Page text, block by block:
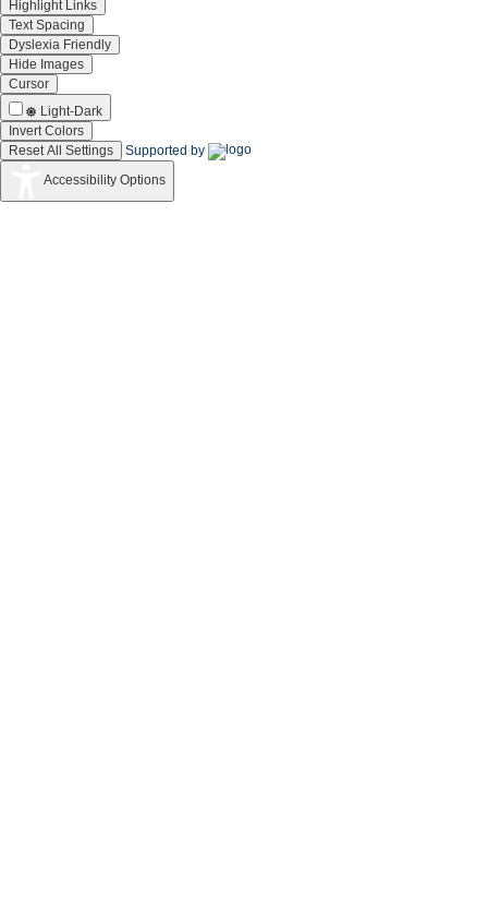
Highlight Links
Text Spacing
Dyslexia Friendly
Hide Images
Cursor
Light-Dark
Invert Colors
Reset All Settings
Supported by
Accessibility Options